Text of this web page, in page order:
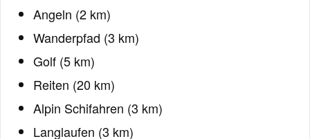
Angeln (2 km)
Wanderpfad (3 km)
Golf (5 km)
Reiten (20 km)
Alpin Schifahren (3 km)
Langlaufen (3 km)